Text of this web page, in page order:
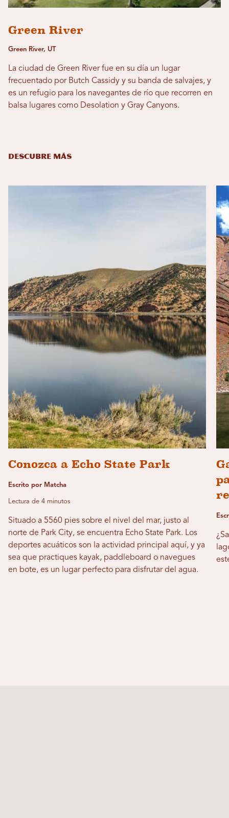
Green River
Green River, UT
La ciudad de Green River fue en su día un lugar
frecuentado por Butch Cassidy y su banda de salvajes, y
es un refugio para los navegantes de río que recorren en
balsa lugares como Desolation y Gray Canyons.
DESCUBRE MÁS
Conozca a Echo State Park
Escrito por Matcha
Lectura de 4 minutos
Situado a 5560 pies sobre el nivel del mar, justo al
norte de Park City, se encuentra Echo State Park. Los
deportes acuáticos son la actividad principal aquí, y ya
sea que practiques kayak, paddleboard o navegues
en bote, es un lugar perfecto para disfrutar del agua.